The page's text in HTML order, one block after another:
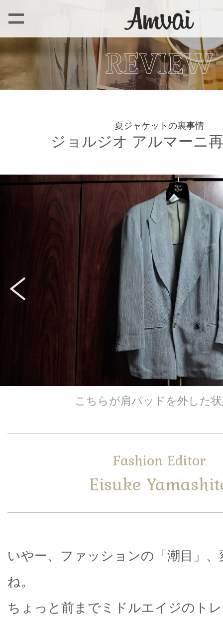
夏ジャケットの裏事情
ジョルジオ アルマーニ
こちらが肩パッドを外した
Fashion Editor
Eisuke
いやー、ファッションの「潮目」
ね。
ちょっと前までミドルエイジのト